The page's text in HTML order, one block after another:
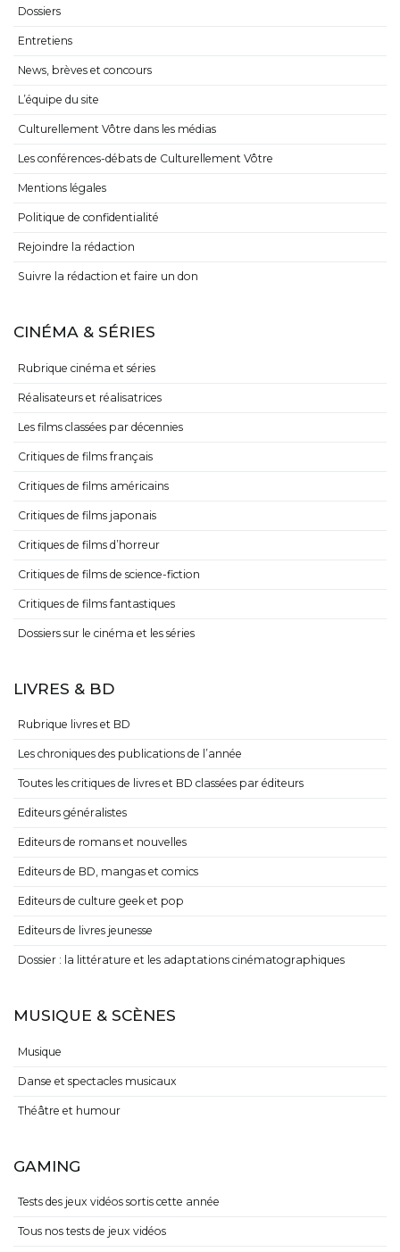
Dossiers
Entretiens
News, brèves et concours
L’équipe du site
Culturellement Vôtre dans les médias
Les conférences-débats de Culturellement Vôtre
Mentions légales
Politique de confidentialité
Rejoindre la rédaction
Suivre la rédaction et faire un don
CINÉMA & SÉRIES
Rubrique cinéma et séries
Réalisateurs et réalisatrices
Les films classées par décennies
Critiques de films français
Critiques de films américains
Critiques de films japonais
Critiques de films d’horreur
Critiques de films de science-fiction
Critiques de films fantastiques
Dossiers sur le cinéma et les séries
LIVRES & BD
Rubrique livres et BD
Les chroniques des publications de l’année
Toutes les critiques de livres et BD classées par éditeurs
Editeurs généralistes
Editeurs de romans et nouvelles
Editeurs de BD, mangas et comics
Editeurs de culture geek et pop
Editeurs de livres jeunesse
Dossier : la littérature et les adaptations cinématographiques
MUSIQUE & SCÈNES
Musique
Danse et spectacles musicaux
Théâtre et humour
GAMING
Tests des jeux vidéos sortis cette année
Tous nos tests de jeux vidéos